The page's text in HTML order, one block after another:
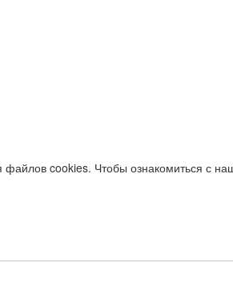
файлов cookies. Чтобы ознакомиться с